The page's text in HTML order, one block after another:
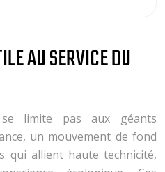
AU SERVICE DU
limite pas aux géants
un mouvement de fond
qui allient haute technicité,